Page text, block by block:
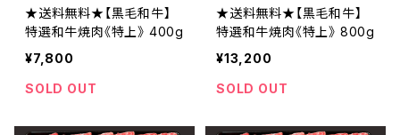
★送料無料★【黒毛和牛】
特選和牛焼肉《特上》 400g
¥7,800
SOLD OUT
★送料無料★【黒毛和牛】
特選和牛焼肉《特上》 800g
¥13,200
SOLD OUT